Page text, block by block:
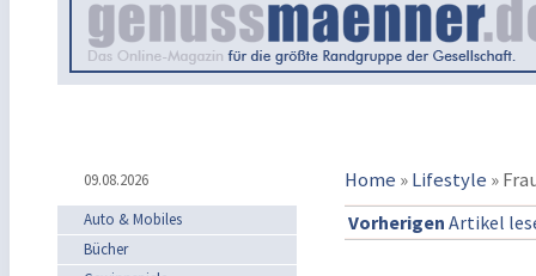
09.08.2026 Home »Lifestyle »
Auto & Mobiles
Bücher
Vorherigen Artikel